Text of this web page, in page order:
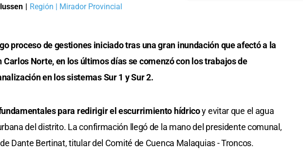
| Región | Mirador Provincial
proceso de gestiones iniciado tras una gran inundación que afectó a la
Carlos Norte, en los últimos días se comenzó con los trabajos de
en los sistemas Sur 1 y Sur 2.
para redirigir el escurrimiento hídricoy evitar que el agua
del distrito. La confirmación llegó de la mano del presidente comunal,
Dante Bertinat, titular del Comité de Cuenca Malaquias - Troncos.